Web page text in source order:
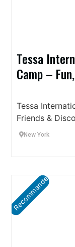
Tessa
Camp –
Tessa
Friends &
New York
Recommandé